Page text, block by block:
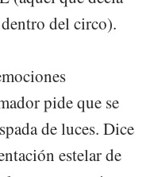
del circo).
pide que se
de luces. Dice
estelar de